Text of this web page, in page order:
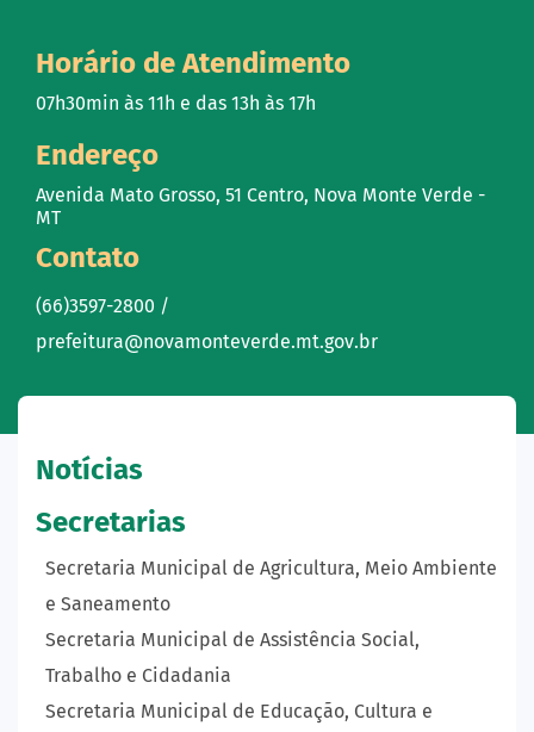
Horário de Atendimento
07h30min às 11h e das 13h às 17h
Endereço
Avenida Mato Grosso, 51 Centro, Nova Monte Verde -
MT
Contato
(66)3597-2800 /
prefeitura@novamonteverde.mt.gov.br
Notícias
Secretarias
Secretaria Municipal de Agricultura, Meio Ambiente
e Saneamento
Secretaria Municipal de Assistência Social,
Trabalho e Cidadania
Secretaria Municipal de Educação, Cultura e